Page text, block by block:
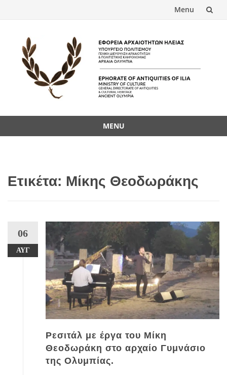
Menu
content
MENU
Ετικέτα: Μίκης Θεοδωράκης
06
ΑΥΓ
Ρεσιτάλ με έργα του Μίκη
Θεοδωράκη στο αρχαίο Γυμνάσιο
της Ολυμπίας.